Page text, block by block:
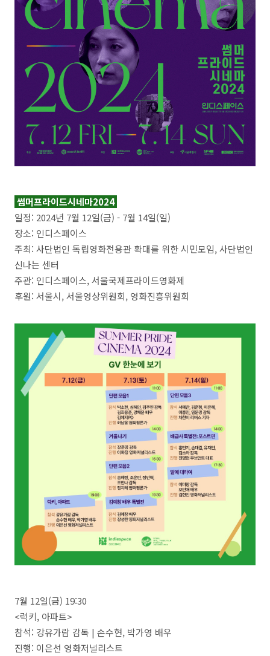
썸머프라이드시네마2024
일정: 2024년 7월 12일(금) - 7월 14일(일)
장소: 인디스페이스
주최: 사단법인 독립영화전용관 확대를 위한 시민모임, 사단법인
신나는 센터
주관: 인디스페이스, 서울국제프라이드영화제
후원: 서울시, 서울영상위원회, 영화진흥위원회
7월 12일(금) 19:30
<럭키, 아파트>
참석: 강유가람 감독 | 손수현, 박가영 배우
진행: 이은선 영화저널리스트